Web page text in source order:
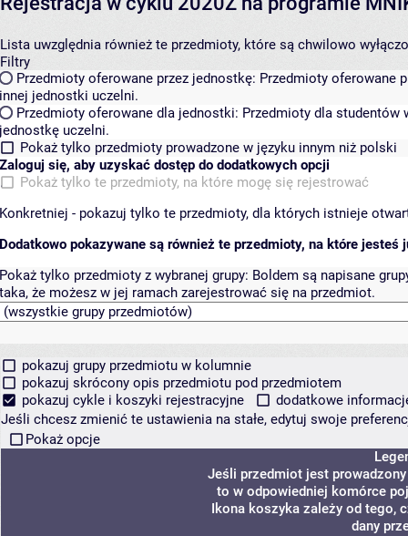
Lista uwzględnia również te przedmioty, które są chwilowo
Filtry
Przedmioty oferowane przez jednostkę: Przedmioty oferowane
innej jednostki uczelni.
Przedmioty oferowane dla jednostki: Przedmioty dla studentów
jednostkę uczelni.
Pokaż tylko przedmioty prowadzone w języku innym niż polski
Zaloguj się, aby uzyskać dostęp do dodatkowych opcji
Pokaż tylko te przedmioty, na które mogę się rejestrować
Konkretniej - pokazuj tylko te przedmioty, dla których istnieje
Dodatkowo pokazywane są również te przedmioty, na które jesteś
Pokaż tylko przedmioty z wybranej grupy: Boldem są napisane
taka, że możesz w jej ramach zarejestrować się na przedmiot.
pokazuj grupy przedmiotu w kolumnie
pokazuj skrócony opis przedmiotu pod przedmiotem
pokazuj cykle i koszyki rejestracyjne
dodatkowe
Jeśli chcesz zmienić te ustawienia na stałe, edytuj swoje
Pokaż opcje
Jeśli przedmiot jest
to w odpowiedniej komórce
Ikona koszyka zależy od tego,
dany